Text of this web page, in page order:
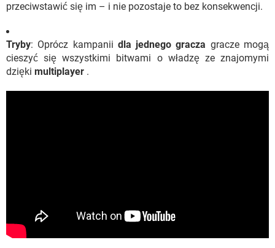
przeciwstawić się im – i nie pozostaje to bez konsekwencji.
Tryby: Oprócz kampanii dla jednego gracza gracze mogą
cieszyć się wszystkimi bitwami o władzę ze znajomymi
dzięki multiplayer .